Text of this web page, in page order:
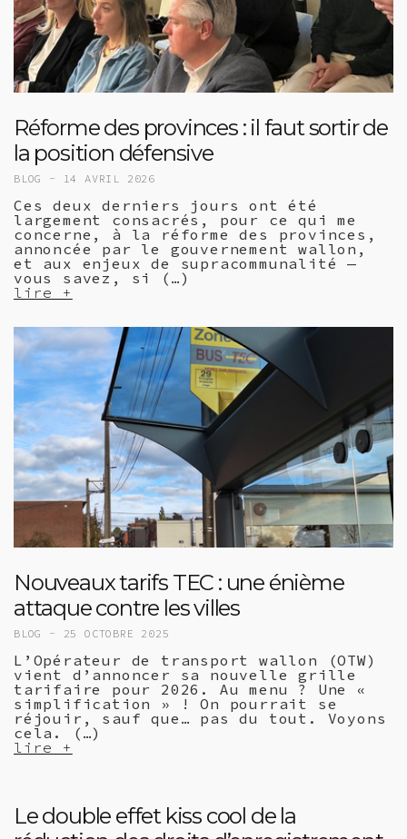
Réforme des provinces : il faut sortir de
la position défensive
BLOG - 14 AVRIL 2026
Ces deux derniers jours ont été
largement consacrés, pour ce qui me
concerne, à la réforme des provinces,
annoncée par le gouvernement wallon,
et aux enjeux de supracommunalité —
vous savez, si (…)
lire +
Nouveaux tarifs TEC : une énième
attaque contre les villes
BLOG - 25 OCTOBRE 2025
L’Opérateur de transport wallon (OTW)
vient d’annoncer sa nouvelle grille
tarifaire pour 2026. Au menu ? Une «
simplification » ! On pourrait se
réjouir, sauf que… pas du tout. Voyons
cela. (…)
lire +
Le double effet kiss cool de la